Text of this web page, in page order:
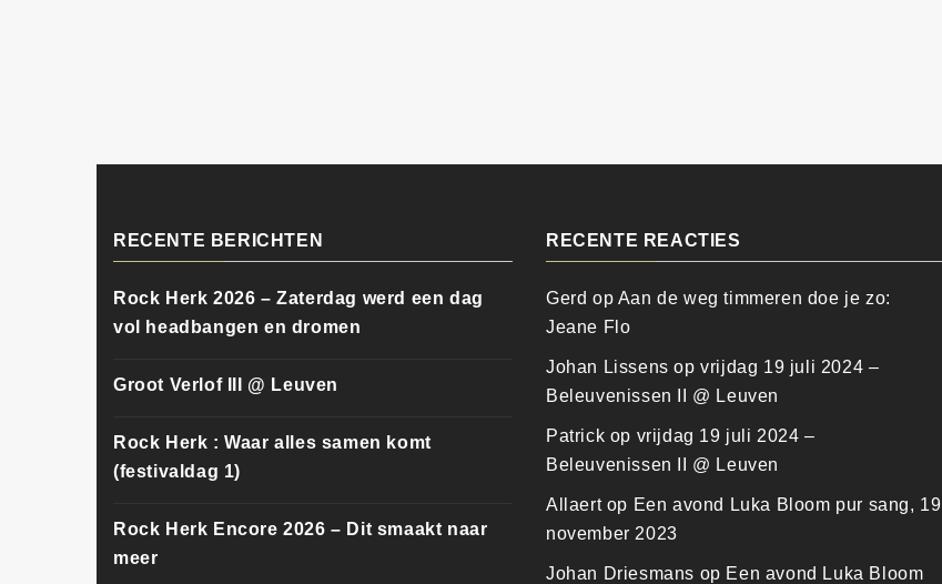
RECENTE BERICHTEN
Rock Herk 2026 – Zaterdag werd een dag
vol headbangen en dromen
Groot Verlof III @ Leuven
Rock Herk : Waar alles samen komt
(festivaldag 1)
Rock Herk Encore 2026 – Dit smaakt naar
meer
RECENTE REACTIES
Gerd op Aan de weg timmeren doe je zo:
Jeane Flo
Johan Lissens opvrijdag 19 juli 2024 –
Beleuvenissen II @ Leuven
Patrick op vrijdag 19 juli 2024 –
Beleuvenissen II @ Leuven
Allaertop Een avond Luka Bloom pur sang, 19
november 2023
Johan Driesmans op Een avond Luka Bloom